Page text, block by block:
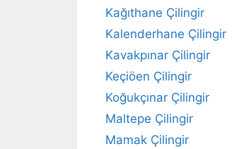
Kağıthane Çilingir
Kalenderhane Çilingir
Kavakpınar Çilingir
Keçiöen Çilingir
Koğukçınar Çilingir
Maltepe Çilingir
Mamak Çilingir